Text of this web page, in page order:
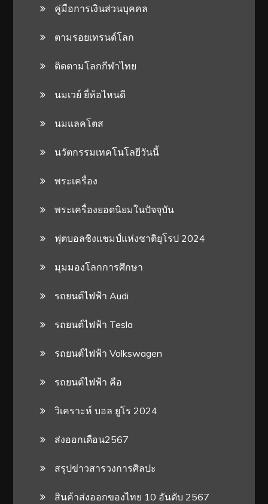
คู่มือการเงินส่วนบุคคล
ตามรอยเทรนด์โลก
ติดตามโลกกีฬาไทย
นมเวย์ ยี่ห้อไหนดี
นมแลคโตส
นวัตกรรมเทคโนโลยีวันนี้
พระเครื่อง
พระเครื่องยอดนิยมในปัจจุบัน
ฟุตบอลชิงแชมป์แห่งชาติยุโรป 2024
มุมมองโลกการศึกษา
รถยนต์ไฟฟ้า Audi
รถยนต์ไฟฟ้า Tesla
รถยนต์ไฟฟ้า Volkswagen
รถยนต์ไฟฟ้า คือ
วิเคราะห์ บอล ยูโร 2024
ส่งออกเดือน2567
สรุปข่าวสารวงการศิลปะ
สินค้าส่งออกของไทย 10 อันดับ 2567